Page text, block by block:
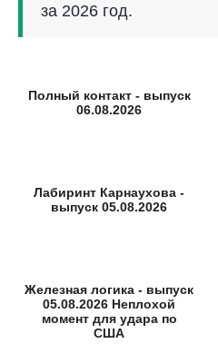
за 2026 год.
Полный контакт - выпуск
06.08.2026
Лабиринт Карнаухова -
выпуск 05.08.2026
Железная логика - выпуск
05.08.2026 Неплохой
момент для удара по
США